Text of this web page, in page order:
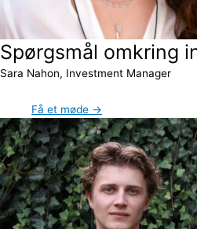
Spørgsmål omkring
Sara Nahon, Investment Manager
Få et møde →